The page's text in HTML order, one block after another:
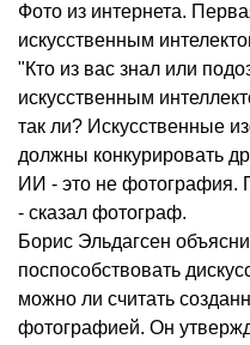
Фото из интернета.
искусственным
"Кто из вас знал или
искусственным
так ли? Искусственные
должны конкурировать
ИИ - это не фотография.
- сказал фотограф.
Борис Эльдагсен
поспособствовать
можно ли считать
фотографией. Он